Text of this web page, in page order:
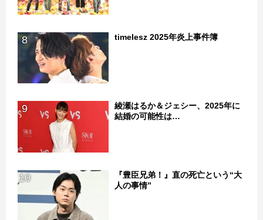
8 timelesz 2025年炎上事件簿
9
綾瀬はるか＆ジェシー、2025年に
結婚の可能性は…
10
『豊臣兄弟！』直の死亡という“大
人の事情”